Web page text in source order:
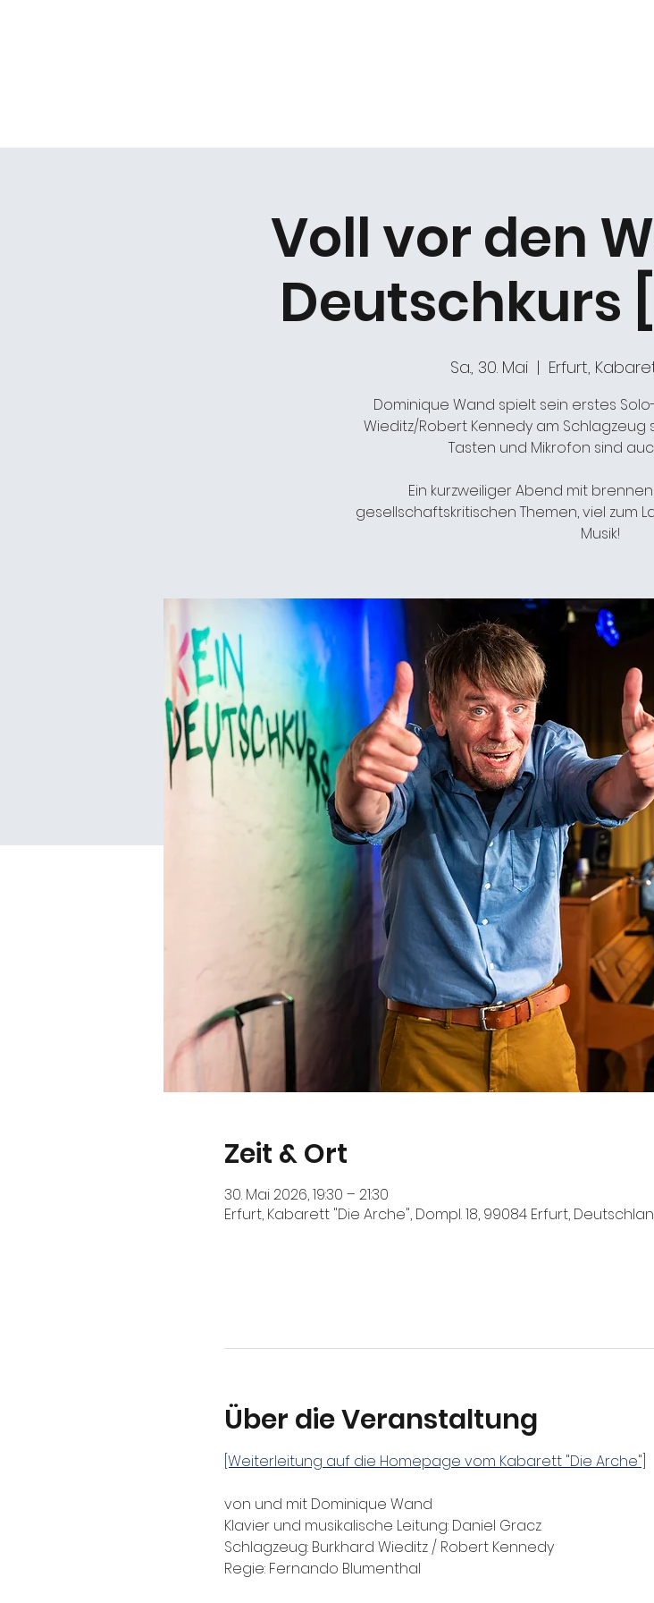
Voll vor den
Deutschkurs
Sa., 30. Mai
  |
Erfurt,
Dominique Wand spielt sein erstes
Wieditz/Robert Kennedy am Schlagzeug
Tasten und Mikrofon sind
Ein kurzweiliger Abend mit
gesellschaftskritischen Themen, viel zum
Musik!
Zeit & Ort
30. Mai 2026, 19:30 – 21:30
Erfurt, Kabarett "Die Arche", Dompl. 18, 99084 Erfurt,
Über die Veranstaltung
[Weiterleitung auf die Homepage vom Kabarett "Die Arche"]
von und mit Dominique Wand
Klavier und musikalische Leitung: Daniel Gracz
Schlagzeug: Burkhard Wieditz / Robert Kennedy
Regie: Fernando Blumenthal